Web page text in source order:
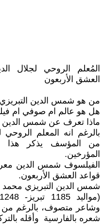
المُعلم الروحي لجلال
العشق الأربعون
من هو شمس الدين
هل هو عالم ام صوفي ام
ماذا تعرف عن شمس الدين
بالرغم انه المعلم
من المؤسف يذكر هذا
المؤرخين.
الفيلسوف شمس الدين
قواعد العشق الأربعون.
شمس الدين التبريزي محمد
وشاعر متصوف، بالرغم من
شعره بالفارسية وأقله